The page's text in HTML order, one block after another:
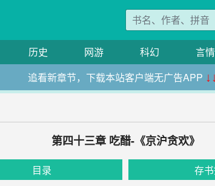
历史 网游 科幻 言情
追看新章节，下载本站客户端无广告APP
第四十三章 吃醋-《京沪贪欢》
目录 存